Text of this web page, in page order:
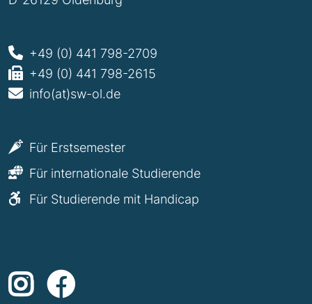
+49 (0) 441 798-2709
+49 (0) 441 798-2615
info(at)sw-ol.de
Für Erstsemester
Für internationale Studierende
Für Studierende mit Handicap